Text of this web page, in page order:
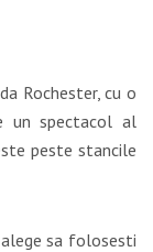
Rochester, cu o
un spectacol al
peste stancile
sa folosesti